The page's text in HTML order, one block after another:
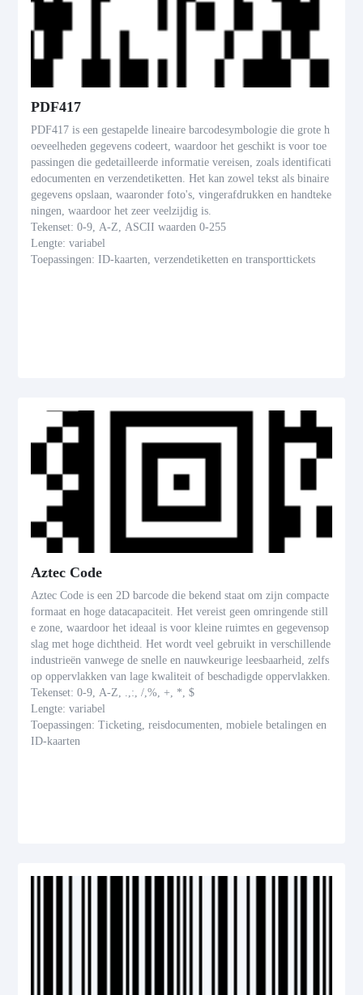
PDF417
PDF417 is een gestapelde lineaire barcodesymbologie die grote h
oeveelheden gegevens codeert, waardoor het geschikt is voor toe
passingen die gedetailleerde informatie vereisen, zoals identificati
edocumenten en verzendetiketten. Het kan zowel tekst als binaire
gegevens opslaan, waaronder foto's, vingerafdrukken en handteke
ningen, waardoor het zeer veelzijdig is.
Tekenset: 0-9, A-Z, ASCII waarden 0-255
Lengte: variabel
Toepassingen: ID-kaarten, verzendetiketten en transporttickets
Aztec Code
Aztec Code is een 2D barcode die bekend staat om zijn compacte
formaat en hoge datacapaciteit. Het vereist geen omringende still
e zone, waardoor het ideaal is voor kleine ruimtes en gegevensop
slag met hoge dichtheid. Het wordt veel gebruikt in verschillende
industrieën vanwege de snelle en nauwkeurige leesbaarheid, zelfs
op oppervlakken van lage kwaliteit of beschadigde oppervlakken.
Tekenset: 0-9, A-Z, .,:, /,%, +, *, $
Lengte: variabel
Toepassingen: Ticketing, reisdocumenten, mobiele betalingen en
ID-kaarten